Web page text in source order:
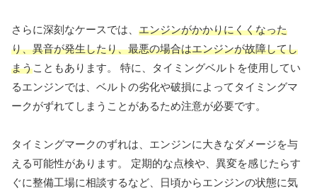
さらに深刻なケースでは、 エンジンがかかりにくくなった
り、異音が発生したり、最悪の場合はエンジンが故障してし
まうこともあります。 特に、タイミングベルトを使用してい
るエンジンでは、ベルトの劣化や破損によってタイミングマ
ークがずれてしまうことがあるため注意が必要です。
タイミングマークのずれは、エンジンに大きなダメージを与
える可能性があります。 定期的な点検や、異変を感じたらす
ぐに整備工場に相談するなど、日頃からエンジンの状態に気